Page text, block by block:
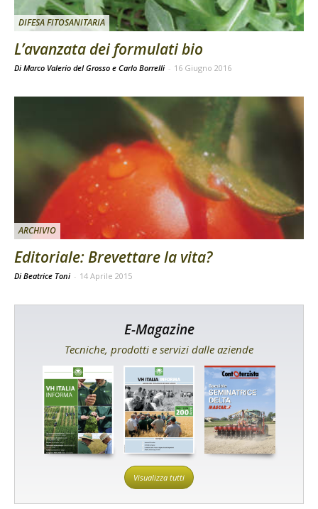
DIFESA FITOSANITARIA
L’avanzata dei formulati bio
Di Marco Valerio del Grosso e Carlo Borrelli - 16 Giugno 2016
ARCHIVIO
Editoriale: Brevettare la vita?
Di Beatrice Toni - 14 Aprile 2015
E-Magazine
Tecniche, prodotti e servizi dalle aziende
Visualizza tutti